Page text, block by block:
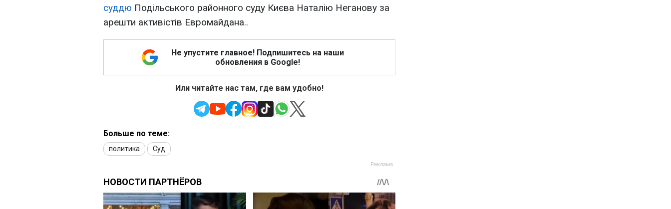
суддю Подільського районного суду Києва Наталію Неганову за
арешти активістів Евромайдана..
Не упустите главное! Подпишитесь на наши
обновления в Google!
Или читайте нас там, где вам удобно!
Больше по теме:
политика Суд